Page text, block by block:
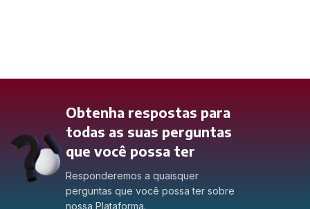
Obtenha respostas para
todas as suas perguntas
que você possa ter
Responderemos a quaisquer
perguntas que você possa ter sobre
nossa Plataforma.